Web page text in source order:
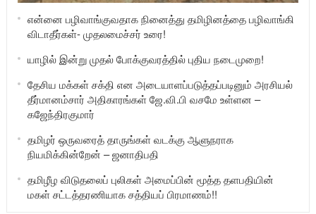
என்னை பழிவாங்குவதாக நினைத்து தமிழினத்தை பழிவாங்கி
விடாதீர்கள்- முதலமைச்சர் உரை!
யாழில் இன்று முதல் போக்குவரத்தில் புதிய நடைமுறை!
தேசிய மக்கள் சக்தி என அடையாளப்படுத்தப்படினும் அரசியல்
தீர்மானம்சார் அதிகாரங்கள் ஜே.வி.பி வசமே உள்ளன –
கஜேந்திரகுமார்
தமிழர் ஒருவரைத் தாருங்கள் வடக்கு ஆளுநராக
நியமிக்கின்றேன் – ஜனாதிபதி
தமிழீழ விடுதலைப் புலிகள் அமைப்பின் மூத்த தளபதியின்
மகள் சட்டத்தரணியாக சத்தியப் பிரமாணம்!!